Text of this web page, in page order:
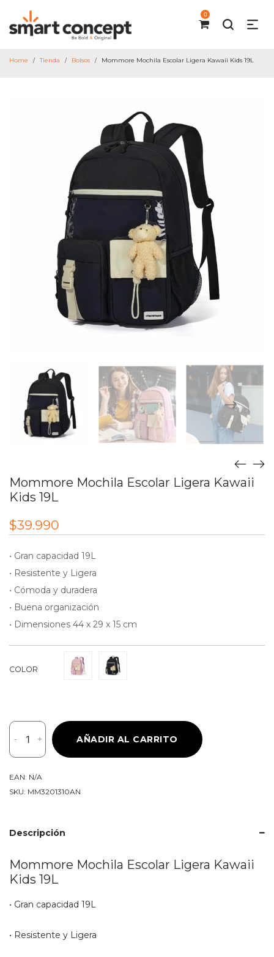
0
Home / Tienda / Bolsos / Mommore Mochila Escolar Ligera Kawaii Kids 19L
Mommore Mochila Escolar Ligera Kawaii
Kids 19L
$39.990
• Gran capacidad 19L
• Resistente y Ligera
• Cómoda y duradera
• Buena organización
• Dimensiones 44 x 29 x 15 cm
COLOR
-
Mommore
Mochila
Escolar
cantidad
+ AÑADIR AL CARRITO
EAN: N/A
SKU: MM3201310AN
Descripción
Mommore Mochila Escolar Ligera Kawaii
Kids 19L
• Gran capacidad 19L
• Resistente y Ligera